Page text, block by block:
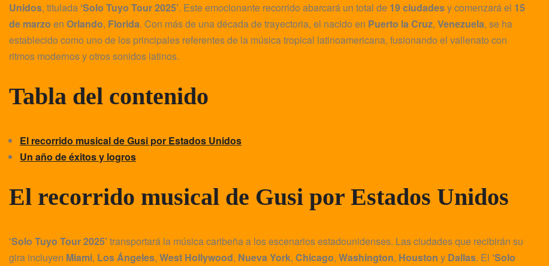
Unidos, titulada ‘Solo Tuyo Tour 2025’. Este emocionante recorrido abarcará un total de 19 ciudadesy comenzará el 15
de marzo en Orlando, Florida. Con más de una década de trayectoria, el nacido en Puerto la Cruz, Venezuela, se ha
establecido como uno de los principales referentes de la música tropical latinoamericana, fusionando el vallenato con
ritmos modernos y otros sonidos latinos.
Tabla del contenido
El recorrido musical de Gusi por Estados Unidos
Un año de éxitos y logros
El recorrido musical de Gusi por Estados Unidos
‘Solo Tuyo Tour 2025’transportará la música caribeña a los escenarios estadounidenses. Las ciudades que recibirán su
gira incluyen Miami, Los Ángeles, West Hollywood, Nueva York, Chicago, Washington, Houston y Dallas. El ‘Solo